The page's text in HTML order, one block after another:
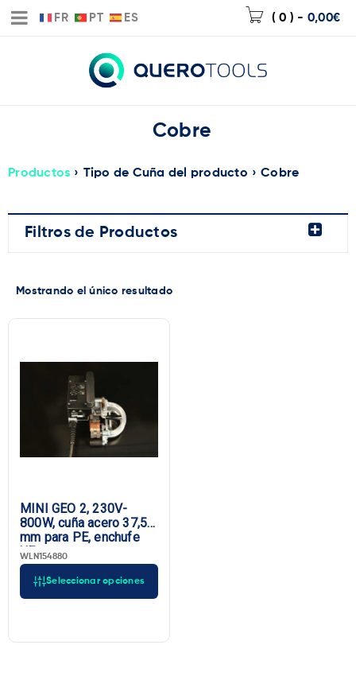
FR PT ES ( 0 ) - 0,00€
Cobre
Productos › Tipo de Cuña del producto › Cobre
Filtros de Productos
Mostrando el único resultado
Seleccionar opciones
MINI GEO 2, 230V-
800W, cuña acero 37,5
mm para PE, enchufe
UE
WLN154880